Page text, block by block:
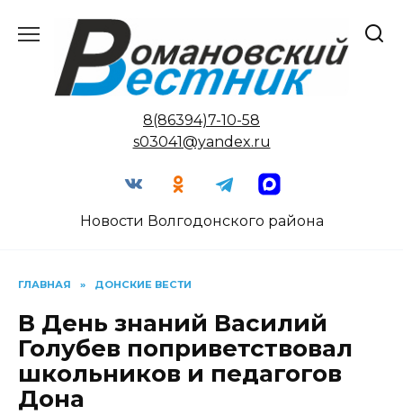
содержанию
8(86394)7-10-58
s03041@yandex.ru
Новости Волгодонского района
ГЛАВНАЯ » ДОНСКИЕ ВЕСТИ
В День знаний Василий
Голубев поприветствовал
школьников и педагогов
Дона